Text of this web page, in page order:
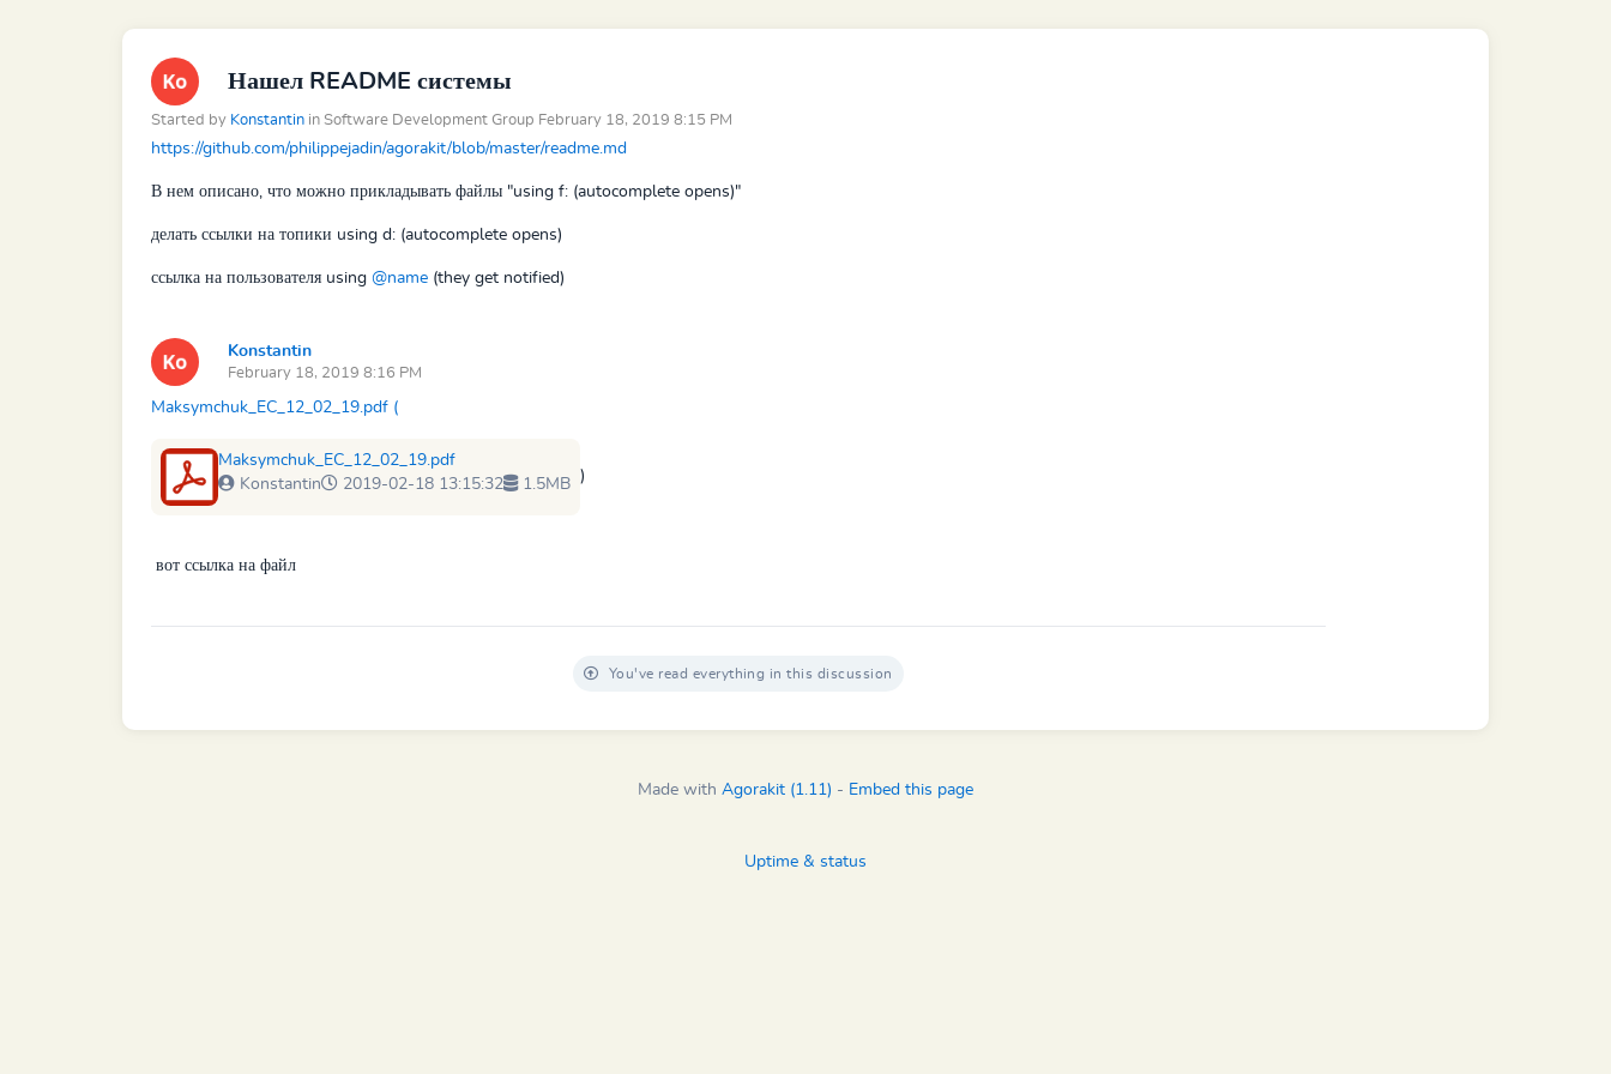
Нашел README системы
Started by Konstantin in Software Development Group February 18, 2019 8:15 PM
https://github.com/philippejadin/agorakit/blob/master/readme.md
В нем описано, что можно прикладывать файлы "using f: (autocomplete opens)"
делать ссылки на топики using d: (autocomplete opens)
ссылка на пользователя using @name (they get notified)
Konstantin
February 18, 2019 8:16 PM
Maksymchuk_EC_12_02_19.pdf (
Maksymchuk_EC_12_02_19.pdf
Konstantin
2019-02-18 13:15:32 1.5MB )
вот ссылка на файл
You've read everything in this discussion
Made with Agorakit (1.11) - Embed this page
Uptime & status